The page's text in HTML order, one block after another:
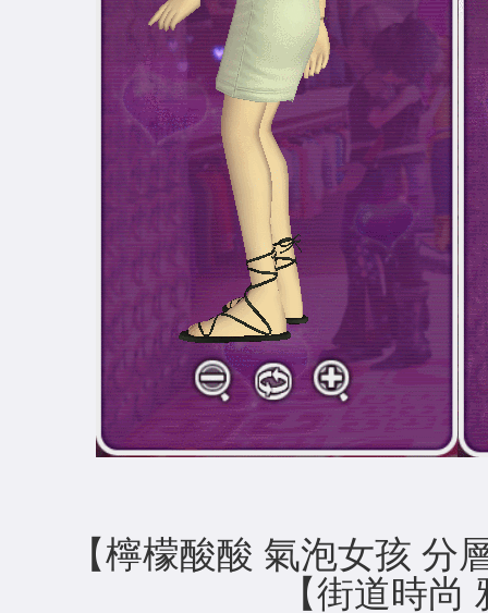
【檸檬酸酸 氣泡女
【街道時尚 雅